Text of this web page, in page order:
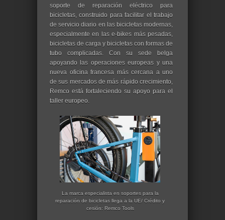
soporte de reparación eléctrico para
bicicletas, construido para facilitar el trabajo
de servicio diario en las bicicletas modernas,
especialmente en las e-bikes más pesadas,
bicicletas de carga y bicicletas con formas de
tubo complicadas. Con su sede belga
apoyando las operaciones europeas y una
nueva oficina francesa más cercana a uno
de sus mercados de más rápido crecimiento,
Remco está fortaleciendo su apoyo para el
taller europeo.
La marca especialista en soportes para la
reparación de bicicletas llega a la UE/ Crédito y
cesión: Remco Tools